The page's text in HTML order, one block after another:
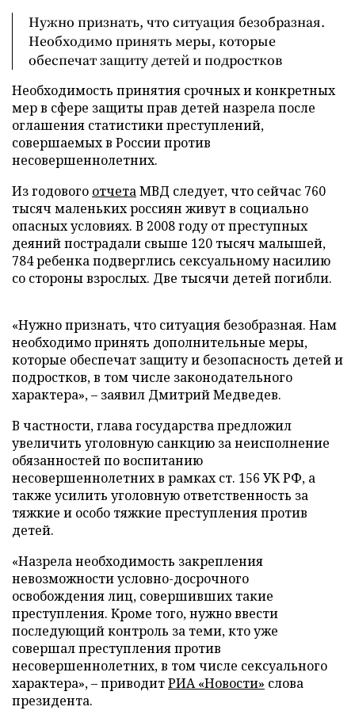
Нужно признать, что ситуация безобразная.
Необходимо принять меры, которые
обеспечат защиту детей и подростков
Необходимость принятия срочных и конкретных
мер в сфере защиты прав детей назрела после
оглашения статистики преступлений,
совершаемых в России против
несовершеннолетних.
Из годового отчетаМВД следует, что сейчас 760
тысяч маленьких россиян живут в социально
опасных условиях. В 2008 году от преступных
деяний пострадали свыше 120 тысяч малышей,
784 ребенка подверглись сексуальному насилию
со стороны взрослых. Две тысячи детей погибли.
«Нужно признать, что ситуация безобразная. Нам
необходимо принять дополнительные меры,
которые обеспечат защиту и безопасность детей и
подростков, в том числе законодательного
характера», – заявил Дмитрий Медведев.
В частности, глава государства предложил
увеличить уголовную санкцию за неисполнение
обязанностей по воспитанию
несовершеннолетних в рамках ст. 156 УК РФ, а
также усилить уголовную ответственность за
тяжкие и особо тяжкие преступления против
детей.
«Назрела необходимость закрепления
невозможности условно-досрочного
освобождения лиц, совершивших такие
преступления. Кроме того, нужно ввести
последующий контроль за теми, кто уже
совершал преступления против
несовершеннолетних, в том числе сексуального
характера», – приводитРИА «Новости» слова
президента.